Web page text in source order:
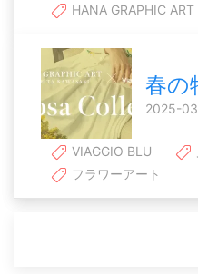
HANA GRAPHIC ART
春の
2025-
VIAGGIO BLU
フラワーアート